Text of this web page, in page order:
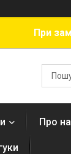
При
Про